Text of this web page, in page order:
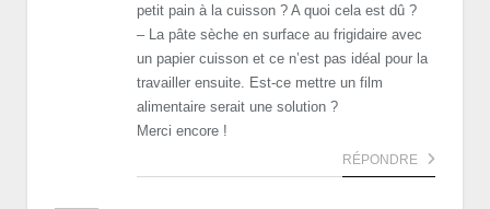
petit pain à la cuisson ? A quoi cela est dû ?
– La pâte sèche en surface au frigidaire avec
un papier cuisson et ce n’est pas idéal pour la
travailler ensuite. Est-ce mettre un film
alimentaire serait une solution ?
Merci encore !
RÉPONDRE